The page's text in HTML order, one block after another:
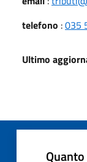
telefono :035
Ultimo